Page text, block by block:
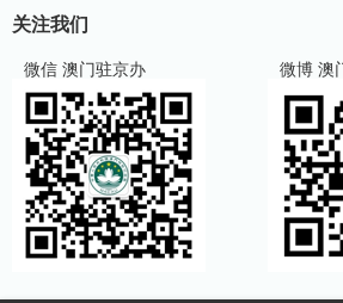
关注我们
微信 澳门驻京办 微博 澳